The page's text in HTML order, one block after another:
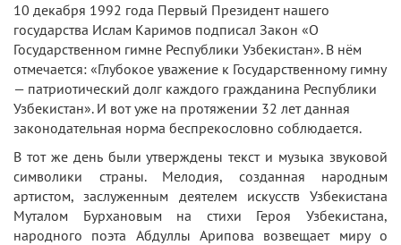
10 декабря 1992 года Первый Президент нашего
государства Ислам Каримов подписал Закон «О
Государственном гимне Республики Узбекистан». В нём
отмечается: «Глубокое уважение к Государственному гимну
— патриотический долг каждого гражданина Республики
Узбекистан». И вот уже на протяжении 32 лет данная
законодательная норма беспрекословно соблюдается.
В тот же день были утверждены текст и музыка звуковой
символики страны. Мелодия, созданная народным
артистом, заслуженным деятелем искусств Узбекистана
Муталом Бурхановым на стихи Героя Узбекистана,
народного поэта Абдуллы Арипова возвещает миру о